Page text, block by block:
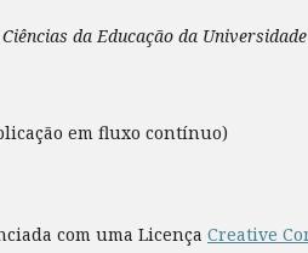
da Educação da
em fluxo contínuo)
com uma Licença Creative